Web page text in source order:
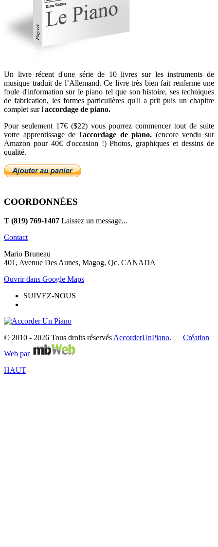
Un livre récent d'une série de 10 livres sur les instruments de
musique traduit de l’Allemand. Ce livre très bien fait renferme une
foule d'information sur le piano tel que son histoire, ses techniques
de fabrication, les formes particulières qu'il a prit puis un chapitre
complet sur l'accordage de piano.
Pour seulement 17€ ($22) vous pourrez commencer tout de suite
votre apprentissage de l'accordage de piano. (encore vendu sur
Amazon pour 40€ d'occasion !) Photos, graphiques et dessins de
qualité.
COORDONNÉES
T (819) 769-1407 Laissez un message...
Contact
Mario Bruneau
401, Avenue Des Aunes, Magog, Qc. CANADA
Ouvrir dans Google Maps
SUIVEZ-NOUS
© 2010 - 2026 Tous droits réservés AccorderUnPiano. Création
Web par
HAUT